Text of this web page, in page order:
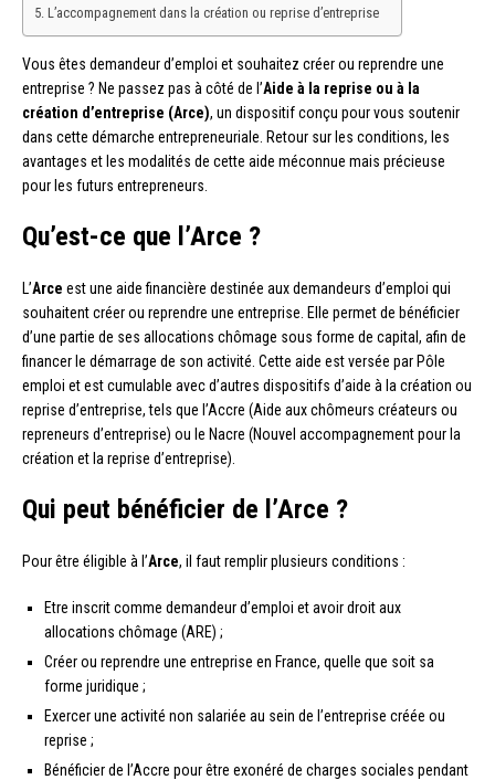
L’accompagnement dans la création ou reprise d’entreprise
Vous êtes demandeur d’emploi et souhaitez créer ou reprendre une
entreprise ? Ne passez pas à côté de l’Aide à la reprise ou à la
création d’entreprise (Arce), un dispositif conçu pour vous soutenir
dans cette démarche entrepreneuriale. Retour sur les conditions, les
avantages et les modalités de cette aide méconnue mais précieuse
pour les futurs entrepreneurs.
Qu’est-ce que l’Arce ?
L’Arce est une aide financière destinée aux demandeurs d’emploi qui
souhaitent créer ou reprendre une entreprise. Elle permet de bénéficier
d’une partie de ses allocations chômage sous forme de capital, afin de
financer le démarrage de son activité. Cette aide est versée par Pôle
emploi et est cumulable avec d’autres dispositifs d’aide à la création ou
reprise d’entreprise, tels que l’Accre (Aide aux chômeurs créateurs ou
repreneurs d’entreprise) ou le Nacre (Nouvel accompagnement pour la
création et la reprise d’entreprise).
Qui peut bénéficier de l’Arce ?
Pour être éligible à l’Arce, il faut remplir plusieurs conditions :
Etre inscrit comme demandeur d’emploi et avoir droit aux
allocations chômage (ARE) ;
Créer ou reprendre une entreprise en France, quelle que soit sa
forme juridique ;
Exercer une activité non salariée au sein de l’entreprise créée ou
reprise ;
Bénéficier de l’Accre pour être exonéré de charges sociales pendant